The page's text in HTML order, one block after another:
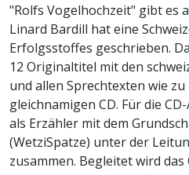
"Rolfs Vogelhochzeit" gibt es
Linard Bardill hat eine
Erfolgsstoffes geschrieben.
12 Originaltitel mit den
und allen Sprechtexten wie
gleichnamigen CD. Für die
als Erzähler mit dem
(WetziSpatze) unter der
zusammen. Begleitet wird